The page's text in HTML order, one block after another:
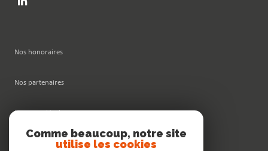
Nos honoraires
Nos partenaires
Mentions légales
Comme beaucoup, notre site
utilise les cookies